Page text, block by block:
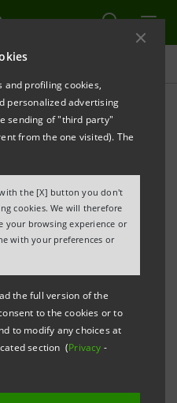
and profiling cookies,
personalized advertising
sending of "third party"
from the one visited). The
the [X] button you don't
cookies. We will therefore
your browsing experience or
with your preferences or
the full version of the
to the cookies or to
to modify any choices at
section (Privacy -
only)
IL PREMIO PER IL
DOMUS GIOVANI FISSO.
CARTA FLASH.
accessibilità e
destinati alla
retail
– Domus Giovani
come miglior